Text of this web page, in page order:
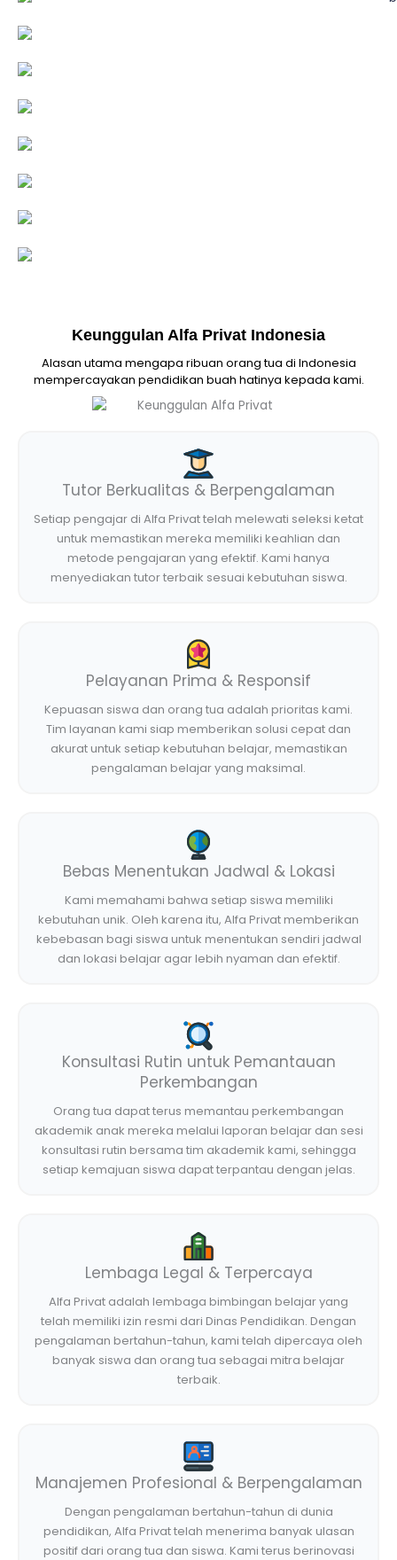
Keunggulan Alfa Privat Indonesia
Alasan utama mengapa ribuan orang tua di Indonesia
mempercayakan pendidikan buah hatinya kepada kami.
Tutor Berkualitas & Berpengalaman
Setiap pengajar di Alfa Privat telah melewati seleksi ketat
untuk memastikan mereka memiliki keahlian dan
metode pengajaran yang efektif. Kami hanya
menyediakan tutor terbaik sesuai kebutuhan siswa.
Pelayanan Prima & Responsif
Kepuasan siswa dan orang tua adalah prioritas kami.
Tim layanan kami siap memberikan solusi cepat dan
akurat untuk setiap kebutuhan belajar, memastikan
pengalaman belajar yang maksimal.
Bebas Menentukan Jadwal & Lokasi
Kami memahami bahwa setiap siswa memiliki
kebutuhan unik. Oleh karena itu, Alfa Privat memberikan
kebebasan bagi siswa untuk menentukan sendiri jadwal
dan lokasi belajar agar lebih nyaman dan efektif.
Konsultasi Rutin untuk Pemantauan
Perkembangan
Orang tua dapat terus memantau perkembangan
akademik anak mereka melalui laporan belajar dan sesi
konsultasi rutin bersama tim akademik kami, sehingga
setiap kemajuan siswa dapat terpantau dengan jelas.
Lembaga Legal & Terpercaya
Alfa Privat adalah lembaga bimbingan belajar yang
telah memiliki izin resmi dari Dinas Pendidikan. Dengan
pengalaman bertahun-tahun, kami telah dipercaya oleh
banyak siswa dan orang tua sebagai mitra belajar
terbaik.
Manajemen Profesional & Berpengalaman
Dengan pengalaman bertahun-tahun di dunia
pendidikan, Alfa Privat telah menerima banyak ulasan
positif dari orang tua dan siswa. Kami terus berinovasi